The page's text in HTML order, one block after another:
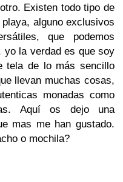
Existen todo tipo de
alguno exclusivos
que podemos
yo la verdad es que soy
tela de lo más sencillo
llevan muchas cosas,
monadas como
Aquí os dejo una
mas me han gustado.
o mochila?